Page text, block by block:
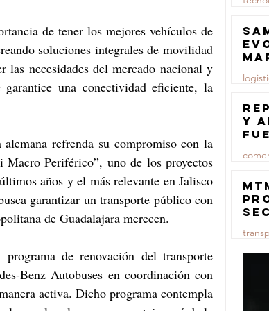
de tener los mejores vehículos de
soluciones integrales de movilidad
las necesidades del mercado nacional y
una conectividad eficiente, la
refrenda su compromiso con la
Periférico”, uno de los proyectos
años y el más relevante en Jalisco
garantizar un transporte público con
de Guadalajara merecen.
de renovación del transporte
Benz Autobuses en coordinación con
activa. Dicho programa contempla
23 jul
23 jul
y
23 jul